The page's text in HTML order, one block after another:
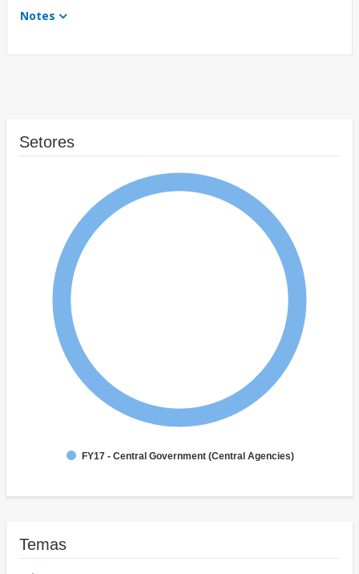
Notes
Setores
FY17 - Central Government (Central Agencies)
Temas